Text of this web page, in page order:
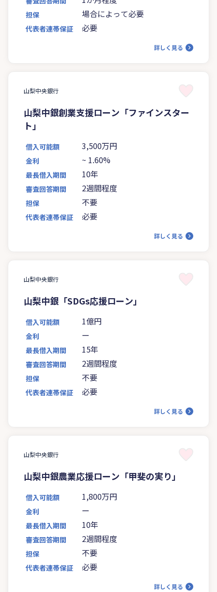
担保 場合によって必要
代表者連帯保証 必要
詳しく見る
山梨中央銀行
山梨中銀創業支援ローン「ファインスター
ト」
借入可能額 3,500万円
金利 ~ 1.60%
最長借入期間 10年
審査回答期間 2週間程度
担保 不要
代表者連帯保証 必要
詳しく見る
山梨中央銀行
山梨中銀「SDGs応援ローン」
借入可能額 1億円
金利 ー
最長借入期間 15年
審査回答期間 2週間程度
担保 不要
代表者連帯保証 必要
詳しく見る
山梨中央銀行
山梨中銀農業応援ローン「甲斐の実り」
借入可能額 1,800万円
金利 ー
最長借入期間 10年
審査回答期間 2週間程度
担保 不要
代表者連帯保証 必要
詳しく見る